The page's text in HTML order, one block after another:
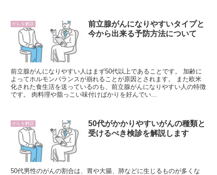
がんを解説
前立腺がんになりやすいタイプと
今から出来る予防方法について
前立腺がんになりやすい人はまず50代以上であることです。 加齢に
よってホルモンバランスが崩れることが原因とされます。 また欧米
化された食生活を送っているのも、前立腺がんになりやすい人の特徴
です。 肉料理や脂っこい味付けばかりを好んでい...
がんを解説
50代がかかりやすいがんの種類と
受けるべき検診を解説します
50代男性のがんの割合は、胃や大腸、肺などに生じるものが多くな